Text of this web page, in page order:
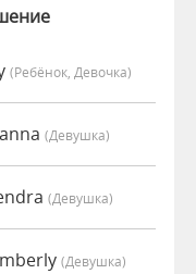
(Ребёнок, Девочка)
(девушка)
(девушка)
(девушка)